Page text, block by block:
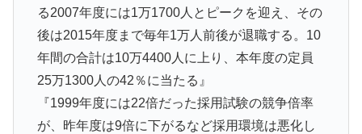
る2007年度には1万1700人とピークを迎え、その
後は2015年度まで毎年1万人前後が退職する。10
年間の合計は10万4400人に上り、本年度の定員
25万1300人の42％に当たる』
『1999年度には22倍だった採用試験の競争倍率
が、昨年度は9倍に下がるなど採用環境は悪化し